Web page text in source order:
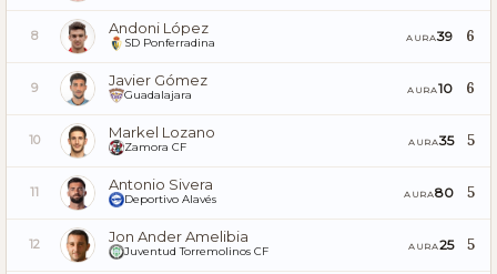
8 Andoni López
SD Ponferradina AURA39 6
9 Javier Gómez
Guadalajara AURA10 6
10 Markel Lozano
Zamora CF AURA35 5
11 Antonio Sivera
Deportivo Alavés AURA80 5
12 Jon Ander Amelibia
Juventud Torremolinos CF AURA25 5